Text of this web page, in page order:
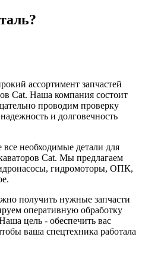
ассортимент запчастей
Cat. Наша компания состоит
проводим проверку
и долговечность
необходимые детали для
Cat. Мы предлагаем
гидромоторы, ОПК,
получить нужные запчасти
оперативную обработку
цель - обеспечить вас
ваша спецтехника работала